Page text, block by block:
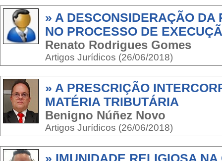
» A DESCONSIDERAÇÃO DA
NO PROCESSO DE
Renato Rodrigues Gomes
Artigos Jurídicos (26/06/2018)
» A PRESCRIÇÃO
MATÉRIA TRIBUTÁRIA
Benigno Núñez Novo
Artigos Jurídicos (26/06/2018)
» IMUNIDADE RELIGIOSA NA